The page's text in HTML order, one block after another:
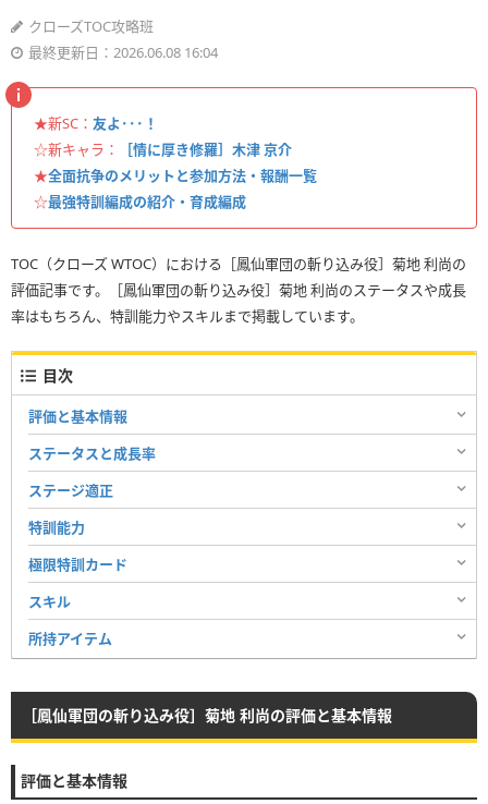
クローズTOC攻略班
最終更新日：2026.06.08 16:04
★新SC： 友よ･･･！
☆新キャラ：
［情に厚き修羅］木津 京介
★全面抗争のメリットと参加方法・報酬一覧
☆最強特訓編成の紹介・育成編成
TOC（クローズ WTOC）における［鳳仙軍団の斬り込み役］菊地 利尚の
評価記事です。［鳳仙軍団の斬り込み役］菊地 利尚のステータスや成長
率はもちろん、特訓能力やスキルまで掲載しています。
目次
評価と基本情報
ステータスと成長率
ステージ適正
特訓能力
極限特訓カード
スキル
所持アイテム
［鳳仙軍団の斬り込み役］菊地 利尚の評価と基本情報
評価と基本情報